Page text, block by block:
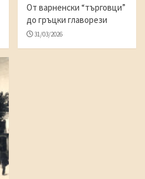
От варненски “търговци”
до гръцки главорези
31/03/2026